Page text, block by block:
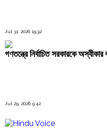
Jul 31, 2026 19:32
গণতন্ত্রে নির্বাচিত সরকারকে
Jul 29, 2026 9:42